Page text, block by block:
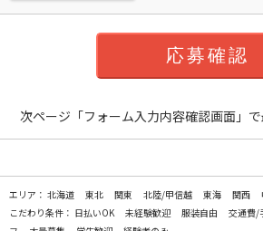
次ページ「フォーム入力内容確認画面」で
エリア： 北海道 東北 関東 北陸/甲信越 東海 関西
こだわり条件： 日払いOK 未経験歓迎 服装自由 交通費/